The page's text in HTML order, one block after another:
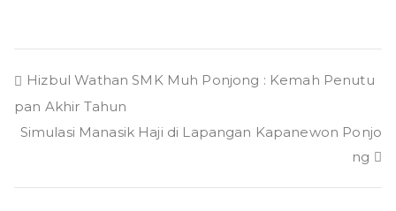
Post
navigation
Hizbul Wathan SMK Muh Ponjong : Kemah Penutu
pan Akhir Tahun
Simulasi Manasik Haji di Lapangan Kapanewon Ponjo
ng